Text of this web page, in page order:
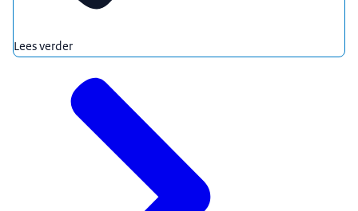
Lees verder